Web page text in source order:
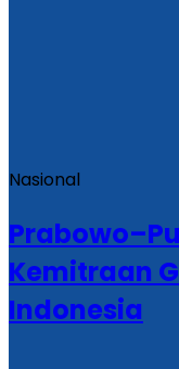
Nasional
Kemitraan
Indonesia